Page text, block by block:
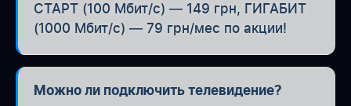
СТАРТ (100 Мбит/с) — 149 грн, ГИГАБИТ
(1000 Мбит/с) — 79 грн/мес по акции!
Можно ли подключить телевидение?